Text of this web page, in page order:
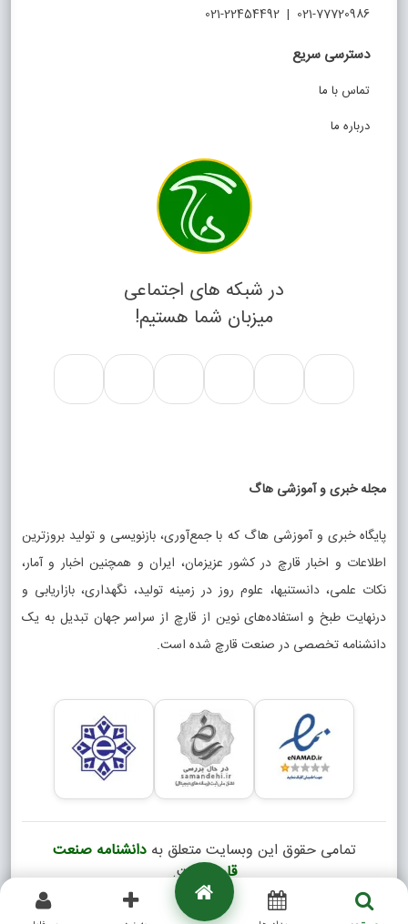
021-77720986 | 021-22454492
دسترسی سریع
تماس با ما
درباره ما
در شبکه های اجتماعی
میزبان شما هستیم!
مجله خبری و آموزشی هاگ
پایگاه خبری و آموزشی هاگ که با جمع‌آوری، بازنویسی و تولید بروزترین
اطلاعات و اخبار قارچ در کشور عزیزمان، ایران و همچنین اخبار و آمار،
نکات علمی، دانستنیها، علوم روز در زمینه تولید، نگهداری، بازاریابی و
درنهایت طبخ و استفاده‌های نوین از قارچ از سراسر جهان تبدیل به یک
دانشنامه تخصصی در صنعت قارچ شده است.
تمامی حقوق این وبسایت متعلق بهدانشنامه صنعت
قارچ است.
Copyright © 2026